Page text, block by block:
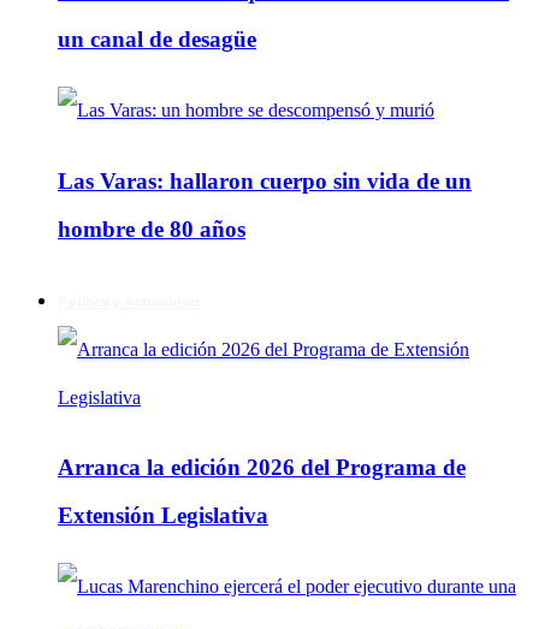
un canal de desagüe
Las Varas: hallaron cuerpo sin vida de un
hombre de 80 años
Arranca la edición 2026 del Programa de
Extensión Legislativa